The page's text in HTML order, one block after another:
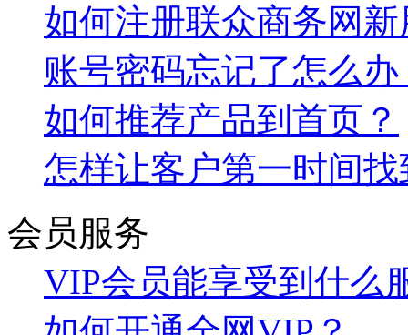
如何注册联众商务网
账号密码忘记了怎么办
如何推荐产品到首页？
怎样让客户第一时间
会员服务
VIP会员能享受到什么